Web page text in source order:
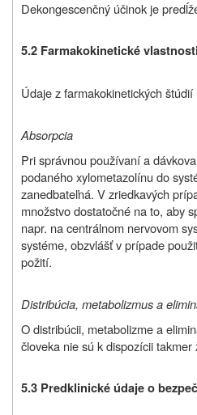
Dekongescenčný účinok je
5.2 Farmakokinetické vlastnosti
Údaje z farmakokinetických
Absorpcia
Pri správnou používaní a
podaného xylometazolínu do
zanedbateľná. V zriedkavých
množstvo dostatočné na to, aby
napr. na centrálnom nervovom
systéme, obzvlášť v prípade
požití.
Distribúcia, metabolizmus a
O distribúcii, metabolizme a
človeka nie sú k dispozícii takmer
5.3 Predklinické údaje o